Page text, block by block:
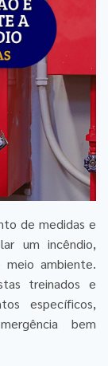
de medidas e
um incêndio,
meio ambiente.
treinados e
específicos,
bem